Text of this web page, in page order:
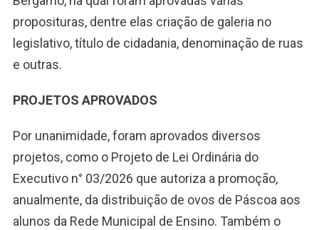
proposituras, dentre elas criação de galeria no
legislativo, título de cidadania, denominação de ruas
e outras.
PROJETOS APROVADOS
Por unanimidade, foram aprovados diversos
projetos, como o Projeto de Lei Ordinária do
Executivo n° 03/2026 que autoriza a promoção,
anualmente, da distribuição de ovos de Páscoa aos
alunos da Rede Municipal de Ensino. Também o